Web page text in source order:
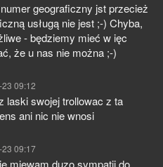
geograficzny jst przecież
usługą nie jest ;-) Chyba,
- będziemy mieć w ięc
że u nas nie można ;-)
09:12
laski swojej trollowac z ta
ani nic nie wnosi
09:17
miewam duzo sympatii do